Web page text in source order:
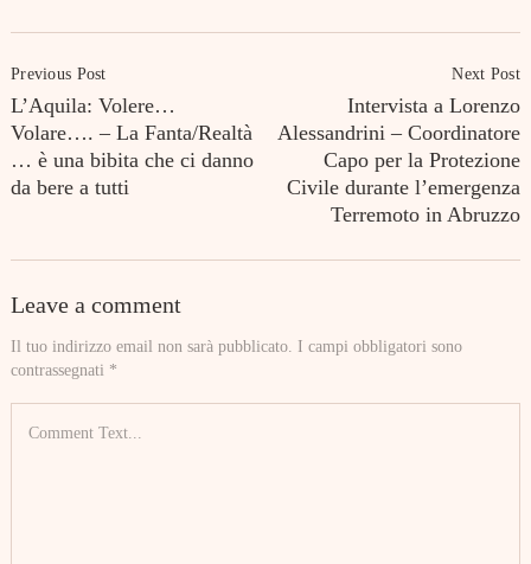
Navigation
Previous Post
L’Aquila: Volere…
Volare…. – La Fanta/Realtà
… è una bibita che ci danno
da bere a tutti
Next Post
Intervista a Lorenzo
Alessandrini – Coordinatore
Capo per la Protezione
Civile durante l’emergenza
Terremoto in Abruzzo
Leave a comment
Il tuo indirizzo email non sarà pubblicato. I campi obbligatori sono
contrassegnati *